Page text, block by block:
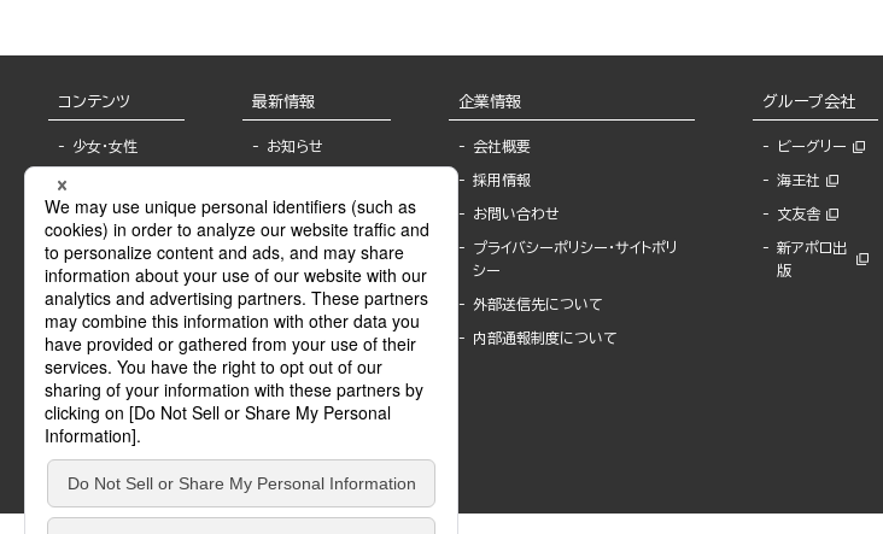
コンテンツ
少女・女性
BL
ライトノベル
青年・一般
グラビア・写真
モーター誌
SPECIAL
Sublicense
最新情報
お知らせ
報
書店様へ
海外ライセンシー
公式SNSアカウ
ント
作家一覧
Keyword list
Author list
企業情報
会社概要
採用情報
お問い合わせ
プライバシーポリシー・サイトポリ
シー
外部送信先について
内部通報制度について
グループ会社
ビーグリー
海王社
文友舎
新アポロ出
版